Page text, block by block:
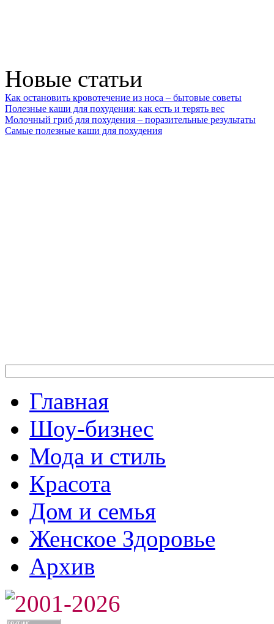
Новые статьи
Как остановить кровотечение из носа – бытовые советы
Полезные каши для похудения: как есть и терять вес
Молочный гриб для похудения – поразительные результаты
Самые полезные каши для похудения
Главная
Шоу-бизнес
Мода и стиль
Красота
Дом и семья
Женское Здоровье
Архив
2001-2026